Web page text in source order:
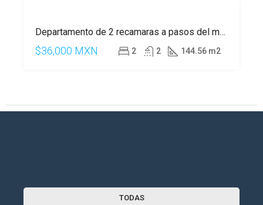
C Departamento de 2 recamaras a pasos del mar en Playa del Carmen
$36,000 MXN 2 2 144.56 m2
TODAS